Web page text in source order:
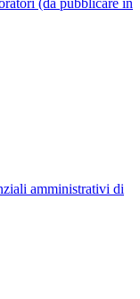
(da pubblicare in
amministrativi di